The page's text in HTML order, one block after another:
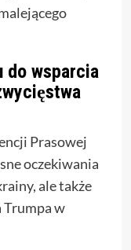
do wsparcia
Prasowej
oczekiwania
ale także
Trumpa w